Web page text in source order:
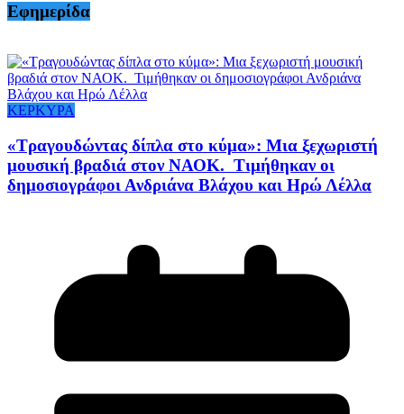
Εφημερίδα
ΚΕΡΚΥΡΑ
«Τραγουδώντας δίπλα στο κύμα»: Μια ξεχωριστή
μουσική βραδιά στον ΝΑΟΚ. Τιμήθηκαν οι
δημοσιογράφοι Ανδριάνα Βλάχου και Ηρώ Λέλλα